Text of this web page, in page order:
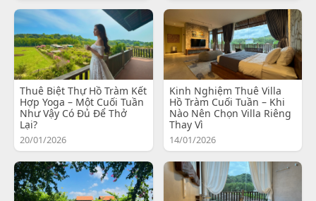
Thuê Biệt Thự Hồ Tràm Kết
Hợp Yoga – Một Cuối Tuần
Như Vậy Có Đủ Để Thở
Lại?
20/01/2026
Kinh Nghiệm Thuê Villa
Hồ Tràm Cuối Tuần – Khi
Nào Nên Chọn Villa Riêng
Thay Vì
14/01/2026